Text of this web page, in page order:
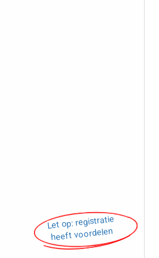
Let op: registratie
heeft voordelen